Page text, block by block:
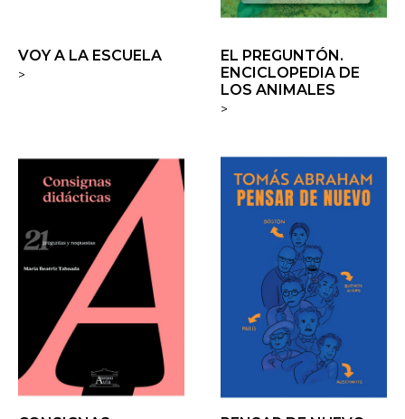
VOY A LA ESCUELA
>
EL PREGUNTÓN.
ENCICLOPEDIA DE
LOS ANIMALES
>